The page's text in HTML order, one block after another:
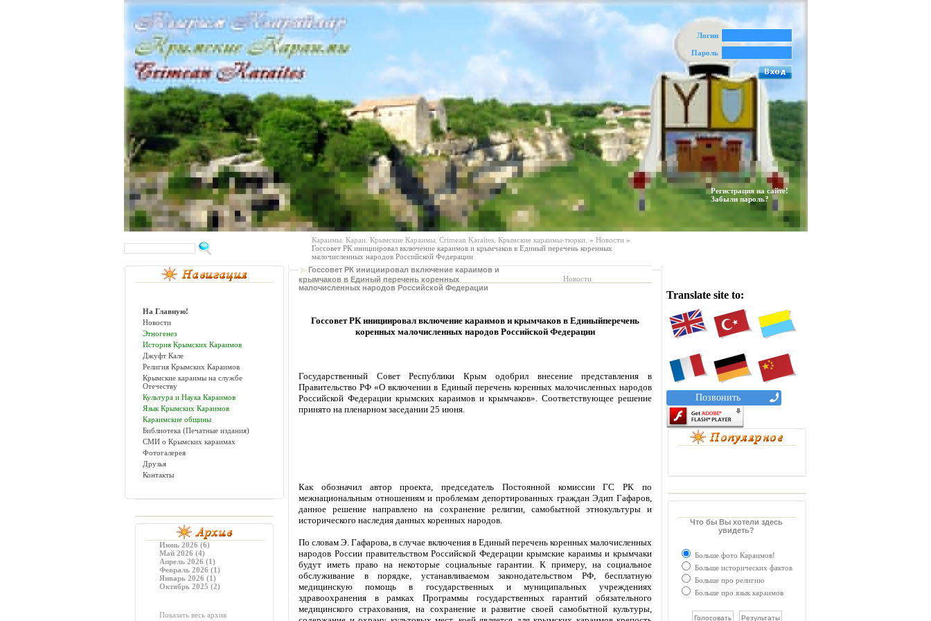
Логин
Пароль
Регистрация на сайте!
Забыли пароль?
Караимы. Караи. Крымские Караимы. Crimean Karaites. Крымские караимы-тюрки. » Новости »
Госсовет РК инициировал включение караимов и крымчаков в Единый перечень коренных
малочисленных народов Российской Федерации
На Главную!
Новости
Этногенез
История Крымских Караимов
Джуфт Кале
Религия Крымских Караимов
Крымские караимы на службе
Отечеству
Культура и Наука Караимов
Язык Крымских Караимов
Караимские общины
Библиотека (Печатные издания)
СМИ о Крымских караимах
Фотогалерея
Друзья
Контакты
Июнь 2026 (6)
Май 2026 (4)
Апрель 2026 (1)
Февраль 2026 (1)
Январь 2026 (1)
Октябрь 2025 (2)
Показать весь архив
Госсовет РК инициировал включение караимов и
крымчаков в Единый перечень коренных
малочисленных народов Российской Федерации
Новости
Госсовет РК инициировал включение караимов и крымчаков в Единыйперечень
коренных малочисленных народов Российской Федерации
Государственный Совет Республики Крым одобрил внесение представления в
Правительство РФ «О включении в Единый перечень коренных малочисленных народов
Российской Федерации крымских караимов и крымчаков». Соответствующее решение
принято на пленарном заседании 25 июня.
Как обозначил автор проекта, председатель Постоянной комиссии ГС РК по
межнациональным отношениям и проблемам депортированных граждан Эдип Гафаров,
данное решение направлено на сохранение религии, самобытной этнокультуры и
исторического наследия данных коренных народов.
По словам Э. Гафарова, в случае включения в Единый перечень коренных малочисленных
народов России правительством Российской Федерации крымские караимы и крымчаки
будут иметь право на некоторые социальные гарантии. К примеру, на социальное
обслуживание в порядке, устанавливаемом законодательством РФ, бесплатную
медицинскую помощь в государственных и муниципальных учреждениях
здравоохранения в рамках Программы государственных гарантий обязательного
медицинского страхования, на сохранение и развитие своей самобытной культуры,
Translate site to:
Позвонить
Что бы Вы хотели здесь
увидеть?
Больше фото Караимов!
Больше исторических фактов
Больше про религию
Больше про язык караимов